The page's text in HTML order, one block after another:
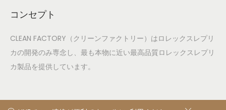
コンセプト
CLEAN FACTORY（クリーンファクトリー）はロレックスレプリ
カの開発のみ専念し、最も本物に近い最高品質ロレックスレプリ
カ製品を提供しています。